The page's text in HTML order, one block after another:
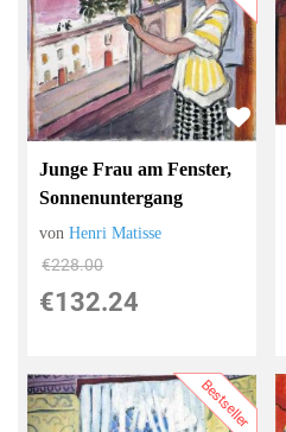
Junge Frau am Fenster,
Sonnenuntergang
vonHenri Matisse
€228.00
€132.24
Bestseller